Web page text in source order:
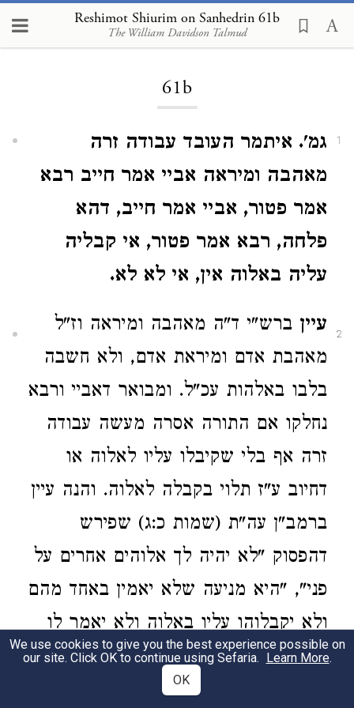
Reshimot Shiurim on Sanhedrin 61b
The William Davidson Talmud
Loading...
61b
1
גמ'. איתמר העובד עבודה זרה
מאהבה ומיראה אביי אמר חייב רבא
אמר פטור, אביי אמר חייב, דהא
פלחה, רבא אמר פטור, אי קבליה
עליה באלוה אין, אי לא לא.
2 עיין ברש"י ד"ה מאהבה ומיראה וז"ל
מאהבת אדם ומיראת אדם, ולא חשבה
בלבו באלהות עכ"ל. ומבואר דאביי ורבא
נחלקו אם התורה אסרה מעשה עבודה
זרה אף בלי שקיבלו עליו לאלוה או
דחיוב ע"ז תלוי בקבלה לאלוה. והנה עיין
ברמב"ן עה"ת (שמות כ:ג) שפירש
דהפסוק "לא יהיה לך אלוהים אחרים על
פני", "היא מניעה שלא יאמין באחד מהם
ולא יקבלוהו עליו באלוה ולא יאמר לו
אלי אתה". ומבואר דיש איסור לאו שלא
לקבל עליו אלוה אחר. ועיין לעיל
We use cookies to give you the best experience possible on
our site. Click OK to continue using Sefaria. Learn More.
OK